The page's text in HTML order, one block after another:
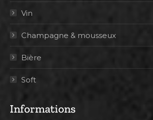
Vin
Champagne & mousseux
Bière
Soft
Informations